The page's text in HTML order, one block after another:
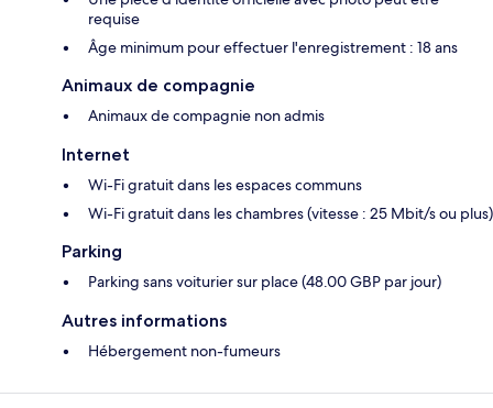
requise
Âge minimum pour effectuer l'enregistrement : 18 ans
Animaux de compagnie
Animaux de compagnie non admis
Internet
Wi-Fi gratuit dans les espaces communs
Wi-Fi gratuit dans les chambres (vitesse : 25 Mbit/s ou plus)
Parking
Parking sans voiturier sur place (48.00 GBP par jour)
Autres informations
Hébergement non-fumeurs